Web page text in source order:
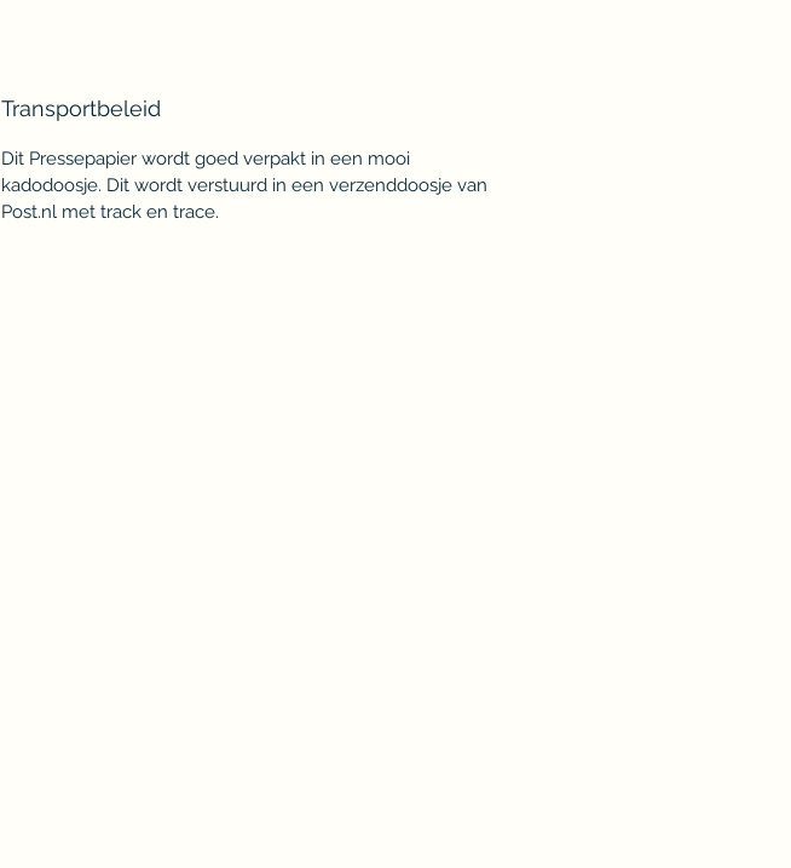
Transportbeleid
Dit Pressepapier wordt goed verpakt in een mooi
kadodoosje. Dit wordt verstuurd in een verzenddoosje van
Post.nl met track en trace.